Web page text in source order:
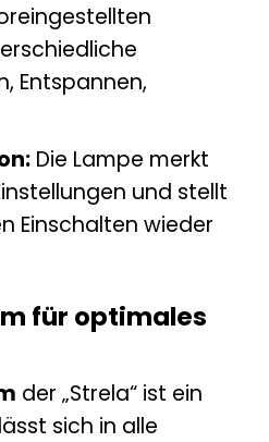
Entspannen,
Die Lampe merkt
und stellt
Einschalten wieder
für optimales
der „Strela“ ist ein
sich in alle